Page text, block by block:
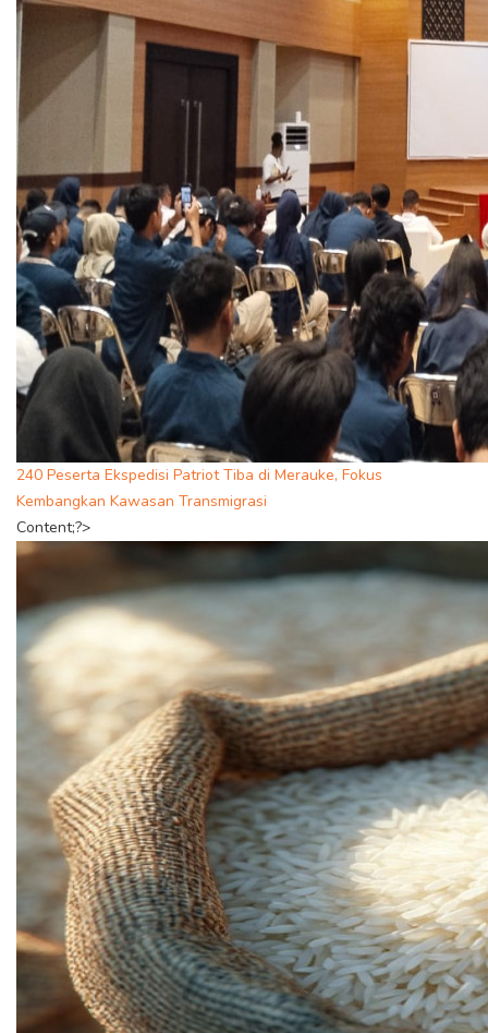
240 Peserta Ekspedisi Patriot Tiba di Merauke, Fokus
Kembangkan Kawasan Transmigrasi
Content;?>